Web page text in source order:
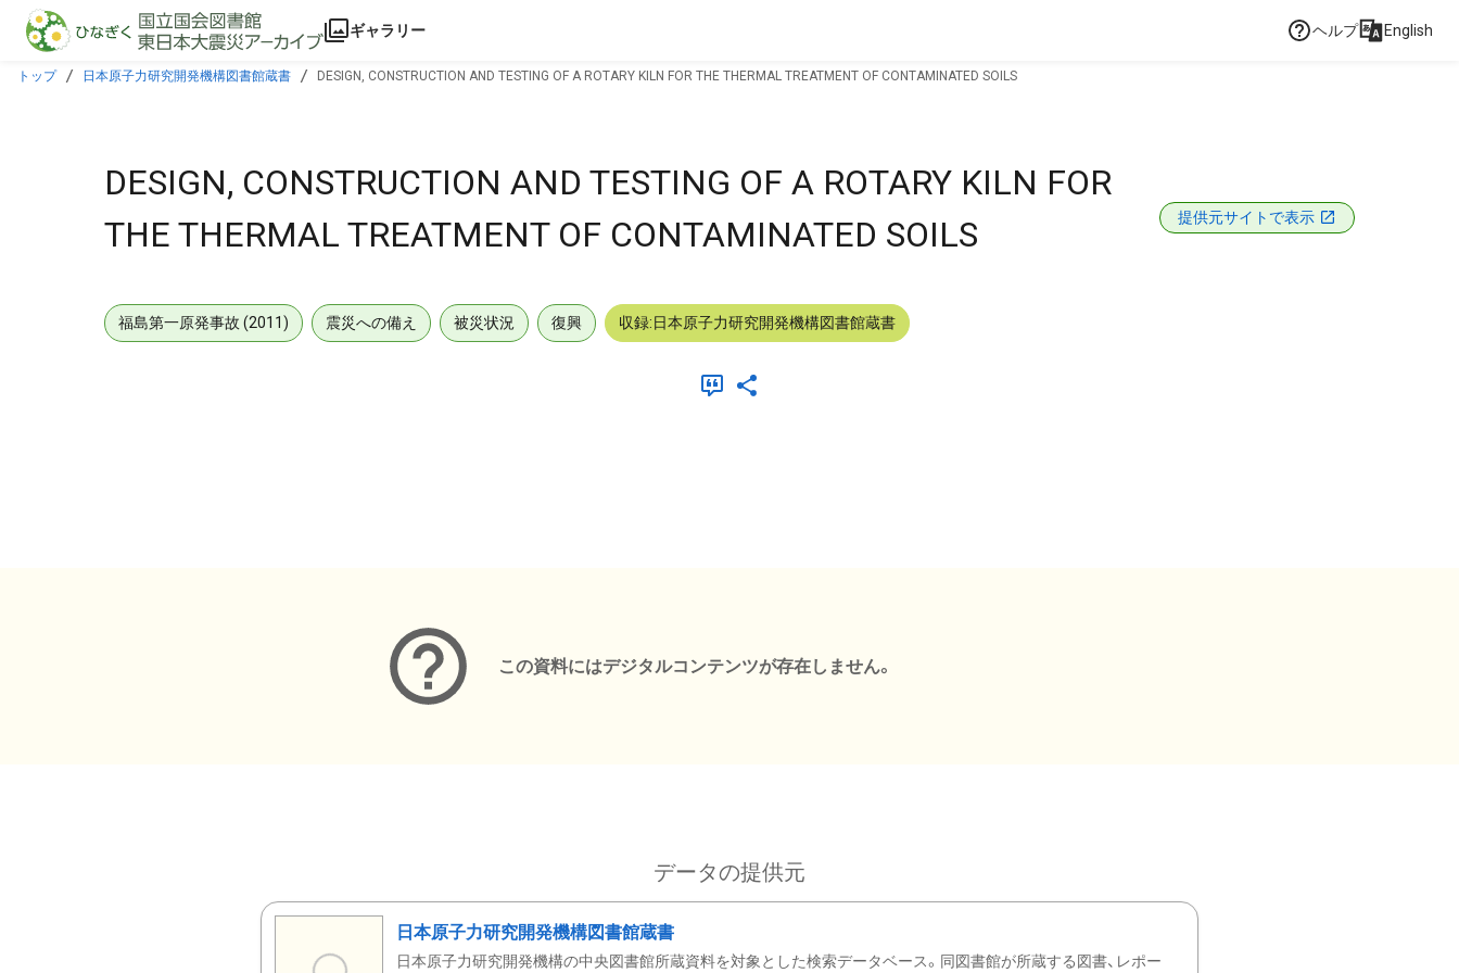
本文に飛ぶ
ギャラリー ヘルプ English
トップ 日本原子力研究開発機構図書館蔵書 DESIGN, CONSTRUCTION AND TESTING OF A ROTARY KILN FOR THE THERMAL TREATMENT OF CONTAMINATED SOILS
DESIGN, CONSTRUCTION AND TESTING OF A ROTARY KILN FOR
THE THERMAL TREATMENT OF CONTAMINATED SOILS
提供元サイトで表示
福島第一原発事故 (2011) 震災への備え 被災状況 復興 収録:日本原子力研究開発機構図書館蔵書
この資料にはデジタルコンテンツが存在しません。
データの提供元
日本原子力研究開発機構図書館蔵書
日本原子力研究開発機構の中央図書館所蔵資料を対象とした検索データベース。同図書館が所蔵する図書、レポー